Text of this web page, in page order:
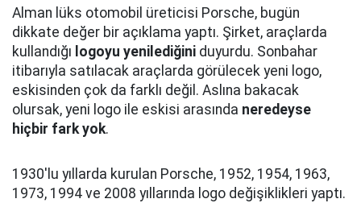
Alman lüks otomobil üreticisi Porsche, bugün
dikkate değer bir açıklama yaptı. Şirket, araçlarda
kullandığı logoyu yenilediğini duyurdu. Sonbahar
itibarıyla satılacak araçlarda görülecek yeni logo,
eskisinden çok da farklı değil. Aslına bakacak
olursak, yeni logo ile eskisi arasında neredeyse
hiçbir fark yok.
1930'lu yıllarda kurulan Porsche, 1952, 1954, 1963,
1973, 1994 ve 2008 yıllarında logo değişiklikleri yaptı.